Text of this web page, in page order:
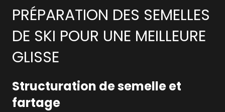
PRÉPARATION DES SEMELLES
DE SKI POUR UNE MEILLEURE
GLISSE
Structuration de semelle et
fartage